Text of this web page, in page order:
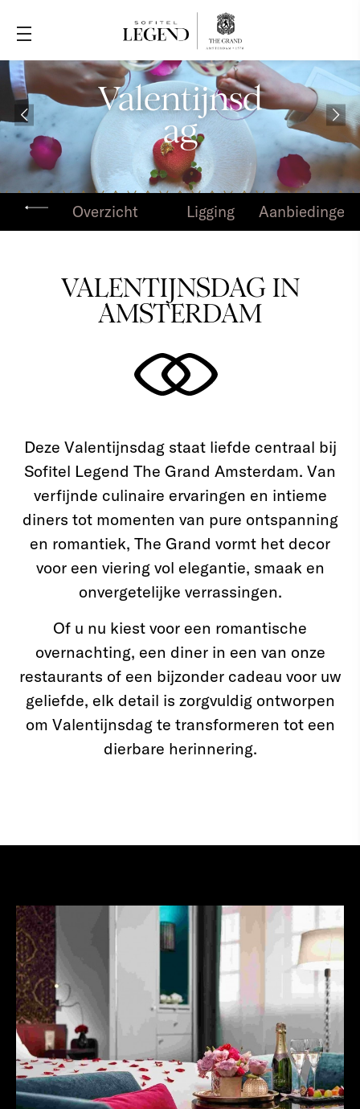
Valentijnsd
ag
Overzicht Ligging Aanbiedingen
VALENTIJNSDAG IN
AMSTERDAM
Deze Valentijnsdag staat liefde centraal bij
Sofitel Legend The Grand Amsterdam. Van
verfijnde culinaire ervaringen en intieme
diners tot momenten van pure ontspanning
en romantiek, The Grand vormt het decor
voor een viering vol elegantie, smaak en
onvergetelijke verrassingen.
Of u nu kiest voor een romantische
overnachting, een diner in een van onze
restaurants of een bijzonder cadeau voor uw
geliefde, elk detail is zorgvuldig ontworpen
om Valentijnsdag te transformeren tot een
dierbare herinnering.